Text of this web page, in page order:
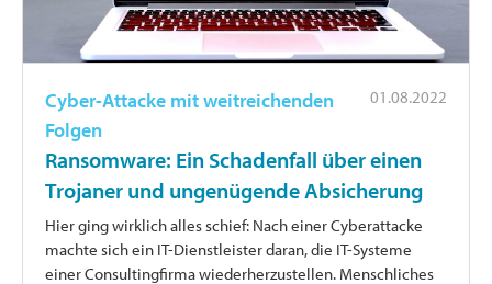
01.08.2022
Cyber-Attacke mit weitreichenden
Folgen
Ransomware: Ein Schadenfall über einen
Trojaner und ungenügende Absicherung
Hier ging wirklich alles schief: Nach einer Cyberattacke
machte sich ein IT-Dienstleister daran, die IT-Systeme
einer Consultingfirma wiederherzustellen. Menschliches